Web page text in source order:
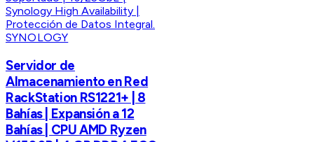
SYNOLOGY
Servidor de
Almacenamiento en Red
RackStation RS1221+ | 8
Bahías | Expansión a 12
Bahías | CPU AMD Ryzen